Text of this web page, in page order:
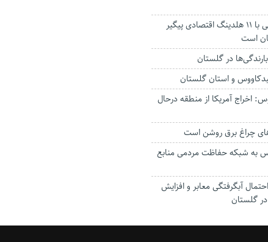
استاندار: بابک زنجانی با ۱۱ هلدینگ اقتصادی پیگیر
است
و استان گلستان
اخراج آمریکا از منطقه درحال
چراغ برق روشن است
به شبکه حفاظت مردمی منابع
آبگرفتگی معابر و افزایش
گلستان